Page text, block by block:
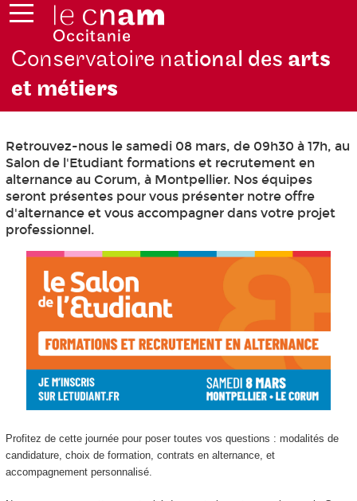
Conservatoire national des arts
et métiers
Retrouvez-nous le samedi 08 mars, de 09h30 à 17h, au
Salon de l'Etudiant formations et recrutement en
alternanceau Corum, à Montpellier. Nos équipes
seront présentes pour vous présenter notre offre
d'alternanceet vous accompagner dans votre projet
professionnel.
Profitez de cette journée pour poser toutes vos questions : modalités de
candidature, choix de formation, contrats en alternance, et
accompagnement personnalisé.